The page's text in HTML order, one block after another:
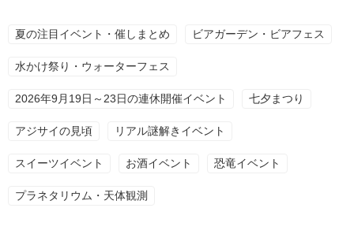
夏の注目イベント・催しまとめ ビアガーデン・ビアフェス
水かけ祭り・ウォーターフェス
2026年9月19日～23日の連休開催イベント 七夕まつり
アジサイの見頃 リアル謎解きイベント
スイーツイベント お酒イベント 恐竜イベント
プラネタリウム・天体観測